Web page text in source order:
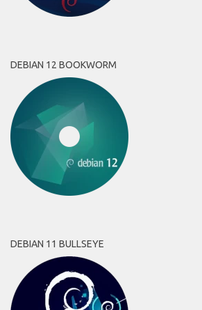
DEBIAN 12 BOOKWORM
DEBIAN 11 BULLSEYE